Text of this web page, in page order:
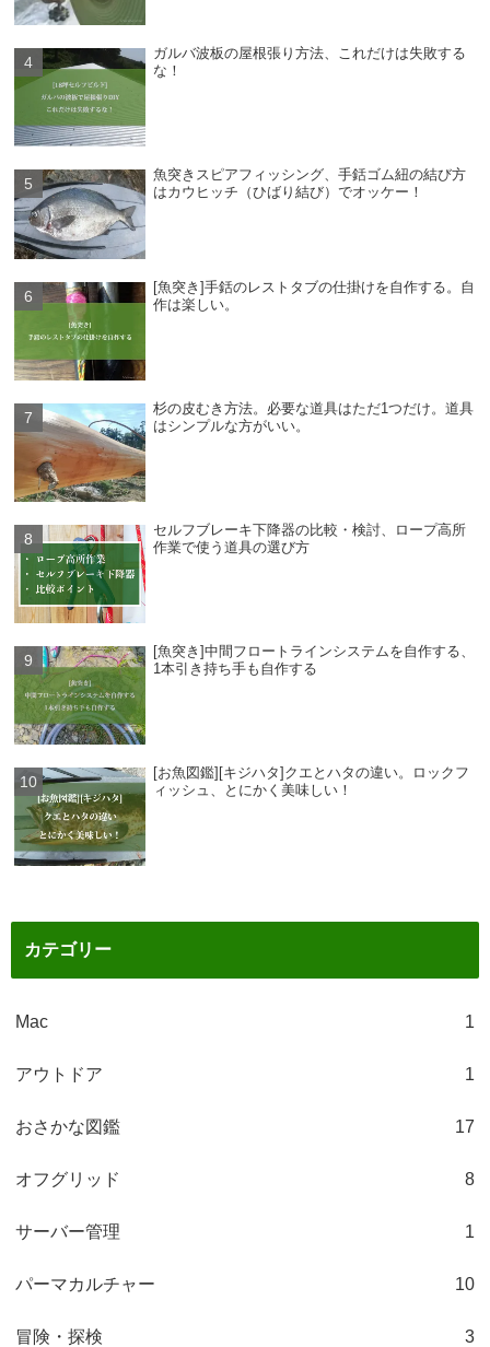
ガルバ波板の屋根張り方法、これだけは失敗する
な！
魚突きスピアフィッシング、手銛ゴム紐の結び方
はカウヒッチ（ひばり結び）でオッケー！
[魚突き]手銛のレストタブの仕掛けを自作する。自
作は楽しい。
杉の皮むき方法。必要な道具はただ1つだけ。道具
はシンプルな方がいい。
セルフブレーキ下降器の比較・検討、ロープ高所
作業で使う道具の選び方
[魚突き]中間フロートラインシステムを自作する、
1本引き持ち手も自作する
[お魚図鑑][キジハタ]クエとハタの違い。ロックフ
ィッシュ、とにかく美味しい！
カテゴリー
Mac 1
アウトドア 1
おさかな図鑑 17
オフグリッド 8
サーバー管理 1
パーマカルチャー 10
冒険・探検 3